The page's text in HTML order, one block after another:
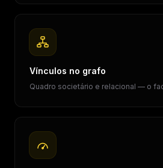
Vínculos no grafo
Quadro societário e relacional — o